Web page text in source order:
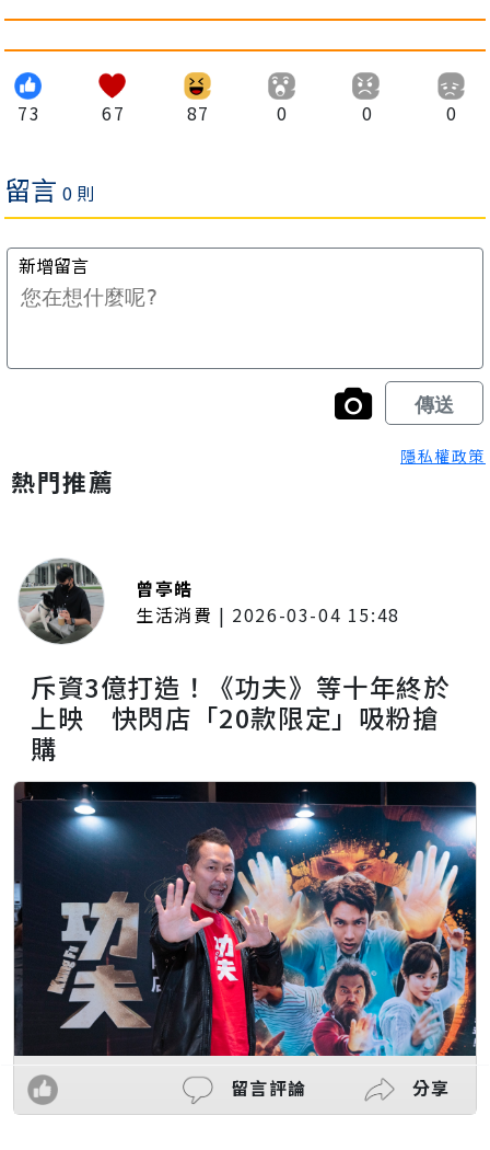
73 67 87 0 0 0
隱私權政策
熱門推薦
曾亭皓
生活消費 | 2026-03-04 15:48
斥資3億打造！《功夫》等十年終於
上映 快閃店「20款限定」吸粉搶
購
留言評論 分享